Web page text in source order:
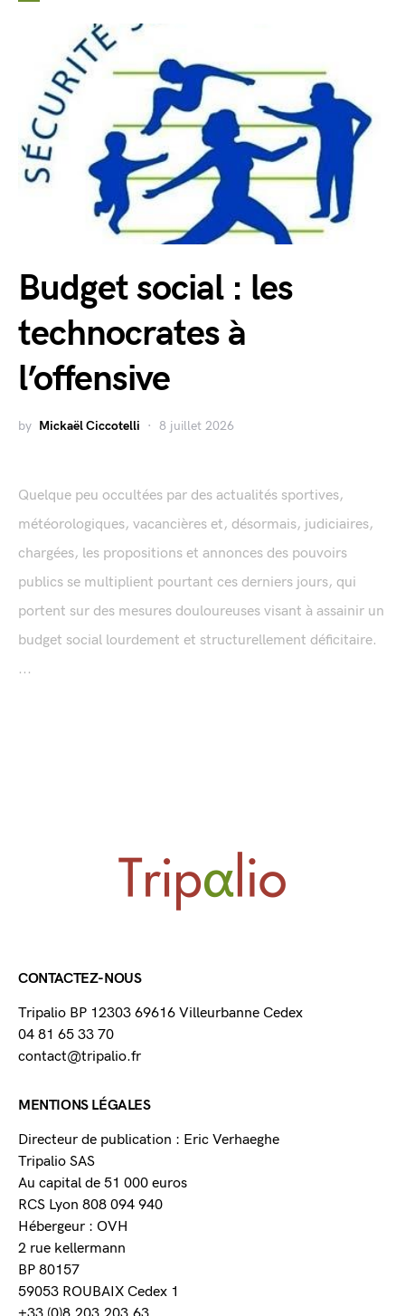
Budget social : les
technocrates à
l’offensive
by Mickaël Ciccotelli 8 juillet 2026
Quelque peu occultées par des actualités sportives,
météorologiques, vacancières et, désormais, judiciaires,
chargées, les propositions et annonces des pouvoirs
publics se multiplient pourtant ces derniers jours, qui
portent sur des mesures douloureuses visant à assainir un
budget social lourdement et structurellement déficitaire.
...
CONTACTEZ-NOUS
Tripalio BP 12303 69616 Villeurbanne Cedex
04 81 65 33 70
contact@tripalio.fr
MENTIONS LÉGALES
Directeur de publication : Eric Verhaeghe
Tripalio SAS
Au capital de 51 000 euros
RCS Lyon 808 094 940
Hébergeur : OVH
2 rue kellermann
BP 80157
59053 ROUBAIX Cedex 1